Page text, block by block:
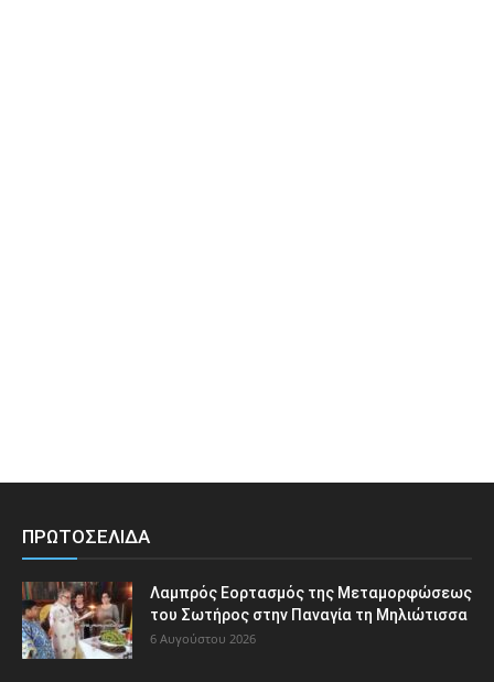
ΠΡΩΤΟΣΕΛΙΔΑ
Λαμπρός Εορτασμός της Μεταμορφώσεως
του Σωτήρος στην Παναγία τη Μηλιώτισσα
6 Αυγούστου 2026